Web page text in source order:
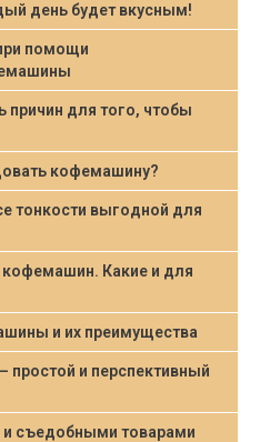
день будет вкусным!
помощи
для того, чтобы
кофемашину?
тонкости выгодной для
Какие и для
и их преимущества
простой и перспективный
съедобными товарами